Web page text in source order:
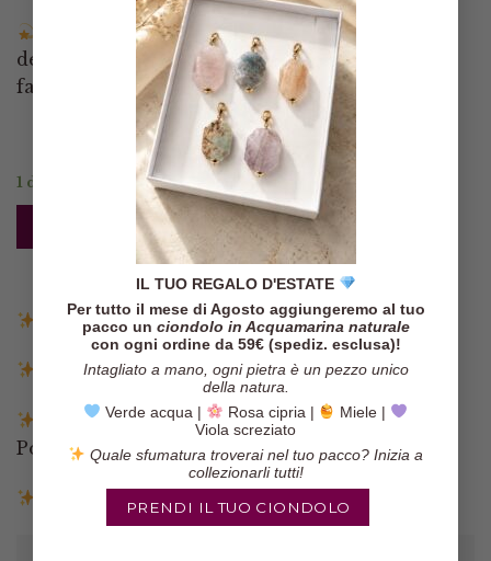
IL TUO REGALO D'ESTATE
Per tutto il mese di Agosto aggiungeremo al tuo
pacco un ciondolo in Acquamarina naturale
con ogni ordine da 59€ (spediz. esclusa)!
Intagliato a mano, ogni pietra è un pezzo unico
della natura.
Verde acqua |
Rosa cipria |
Miele |
Viola screziato
Quale sfumatura troverai nel tuo pacco? Inizia a
collezionarli tutti!
PRENDI IL TUO CIONDOLO
Una creazione pensata per chi ama la
delicatezza, i dettagli curati e i gioielli che
fanno sentire speciali.
1 disponibili
AGGIUNGI AL CARRELLO
Spedizione gratuita in Italia sopra i 140€
Spedizione entro 3 giorni lavorativi
Pagamenti tramite Paypal, Carta di credito,
Postepay e Scalapay
Resi entro 14 giorni